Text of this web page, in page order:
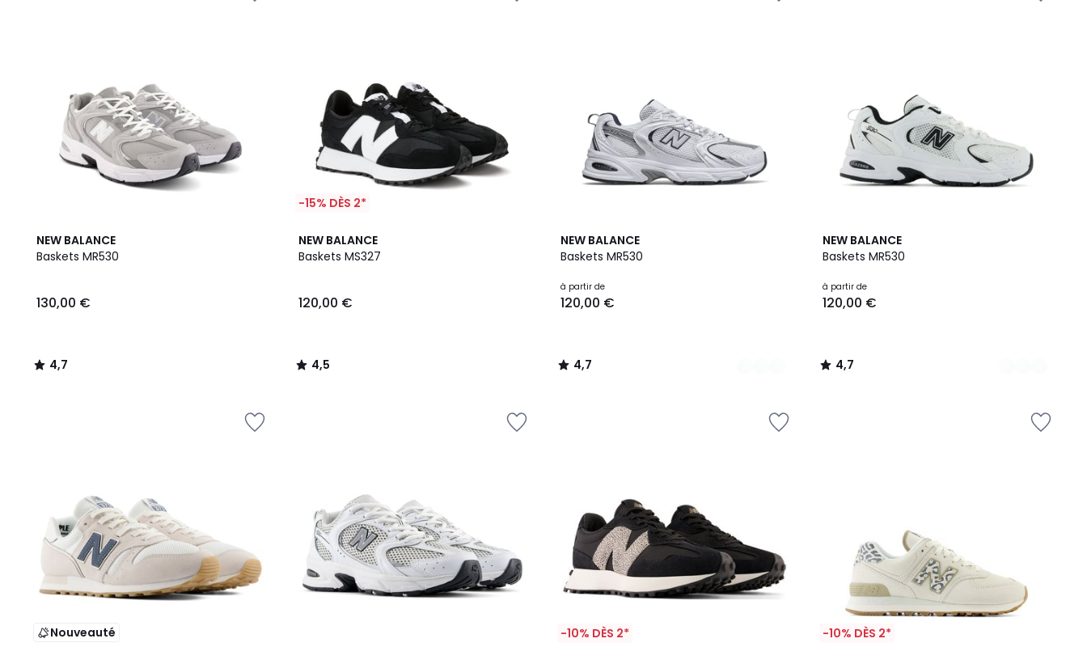
NEW BALANCE
Baskets MR530
130,00 €
4,7
/ 5
4,7
/
-15% DÈS 2*
NEW BALANCE
Baskets MS327
120,00 €
4,5
/ 5
4,5
/
NEW BALANCE
Baskets MR530
à partir de
120,00 €
4,7
/ 5
2
Couleurs
4,7
/
NEW BALANCE
Baskets MR530
à partir de
120,00 €
4,7
/ 5
2
Couleurs
4,7
/
Nouveauté -10% DÈS 2* -10% DÈS 2*